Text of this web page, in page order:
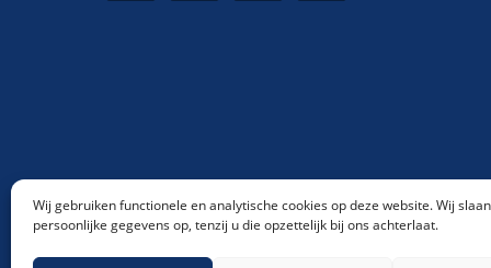
Wij gebruiken functionele en analytische cookies op deze website. Wij
persoonlijke gegevens op, tenzij u die opzettelijk bij ons achterlaat.